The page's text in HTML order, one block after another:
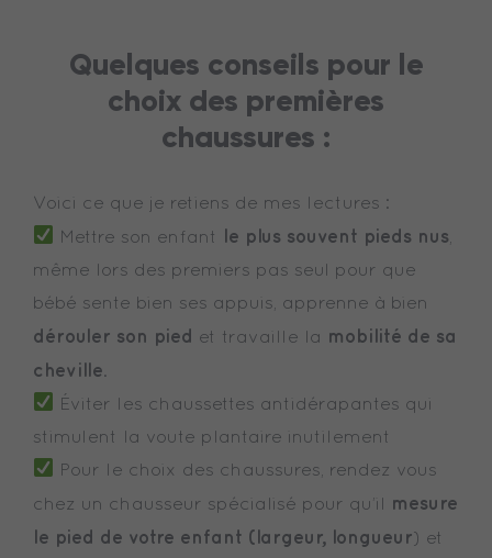
Quelques conseils pour le
choix des premières
chaussures :
Voici ce que je retiens de mes lectures :
Mettre son enfant le plus souvent pieds nus
même lors des premiers pas seul pour que
bébé sente bien ses appuis, apprenne à bien
dérouler son pied et travaille la mobilité de sa
cheville.
Éviter les chaussettes antidérapantes qui
stimulent la voute plantaire inutilement
Pour le choix des chaussures, rendez vous
chez un chausseur spécialisé pour qu’il
mesure
le pied de votre enfant (largeur, longueur ) et